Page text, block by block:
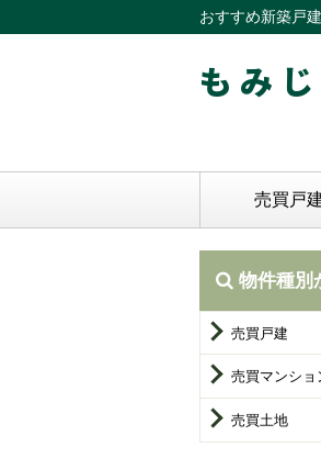
おすすめ新築戸
も み
売買戸
物件種別
売買戸建
売買マンショ
売買土地